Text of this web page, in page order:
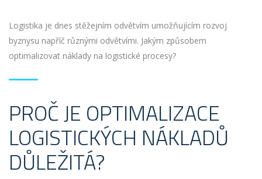
Logistika je dnes stěžejním odvětvím umožňujícím rozvoj
byznysu napříč různými odvětvími. Jakým způsobem
optimalizovat náklady na logistické procesy?
PROČ JE OPTIMALIZACE
LOGISTICKÝCH NÁKLADŮ
DŮLEŽITÁ?